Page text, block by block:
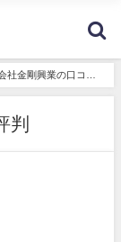
社金剛興業の口コ
判